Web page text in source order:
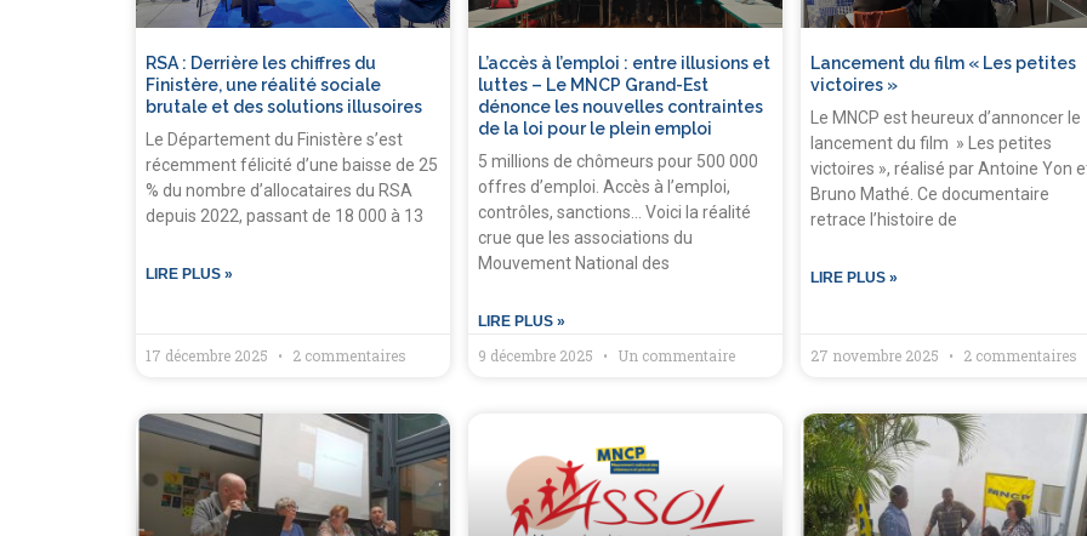
RSA : Derrière les chiffres du
Finistère, une réalité sociale
brutale et des solutions illusoires
Le Département du Finistère s’est
récemment félicité d’une baisse de 25
% du nombre d’allocataires du RSA
depuis 2022, passant de 18 000 à 13
LIRE PLUS »
17 décembre 2025 2 commentaires
L’accès à l’emploi : entre illusions et
luttes – Le MNCP Grand-Est
dénonce les nouvelles contraintes
de la loi pour le plein emploi
5 millions de chômeurs pour 500 000
offres d’emploi. Accès à l’emploi,
contrôles, sanctions… Voici la réalité
crue que les associations du
Mouvement National des
LIRE PLUS »
9 décembre 2025 Un commentaire
Lancement du film « Les petites
victoires »
Le MNCP est heureux d’annoncer le
lancement du film » Les petites
victoires », réalisé par Antoine Yon
Bruno Mathé. Ce documentaire
retrace l’histoire de
LIRE PLUS »
27 novembre 2025 2 commentaires